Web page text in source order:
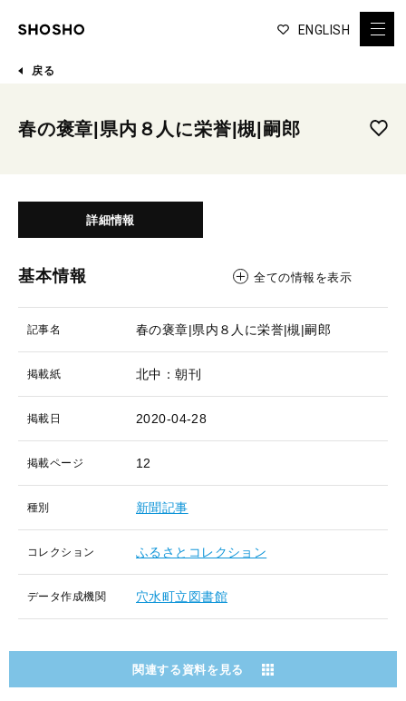
ENGLISH
戻る
春の褒章|県内８人に栄誉|槻|嗣郎
詳細情報
基本情報 全ての情報を表示
記事名 春の褒章|県内８人に栄誉|槻|嗣郎
掲載紙 北中：朝刊
掲載日 2020-04-28
掲載ページ 12
種別 新聞記事
コレクション ふるさとコレクション
データ作成機関 穴水町立図書館
関連する資料を見る